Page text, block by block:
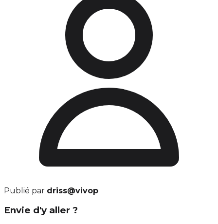
Publié par driss@vivop
Envie d'y aller ?